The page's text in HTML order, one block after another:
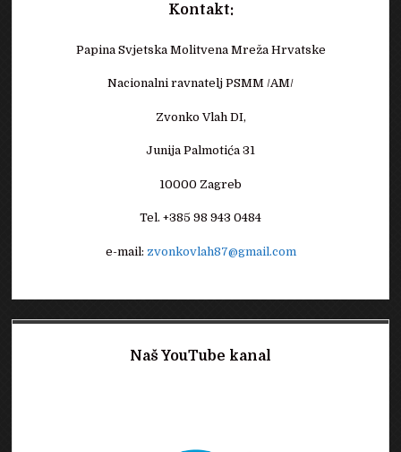
Kontakt:
Papina Svjetska Molitvena Mreža Hrvatske
Nacionalni ravnatelj PSMM /AM/
Zvonko Vlah DI,
Junija Palmotića 31
10000 Zagreb
Tel. +385 98 943 0484
e-mail: zvonkovlah87@gmail.com
Naš YouTube kanal